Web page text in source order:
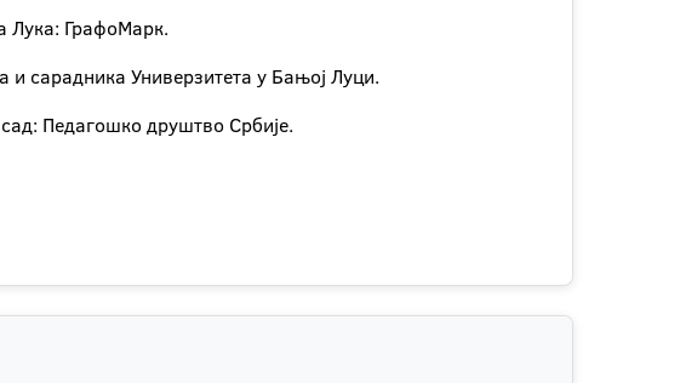
Лука: ГрафоМарк.
сарадника Универзитета у Бањој Луци.
Педагошко друштво Србије.